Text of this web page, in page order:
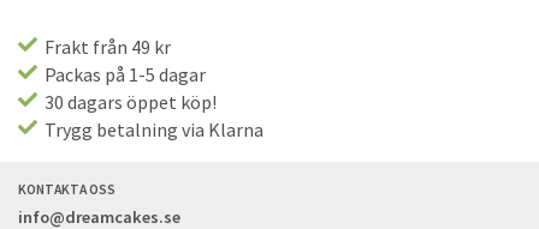
Frakt från 49 kr
Packas på 1-5 dagar
30 dagars öppet köp!
Trygg betalning via Klarna
KONTAKTA OSS
info@dreamcakes.se